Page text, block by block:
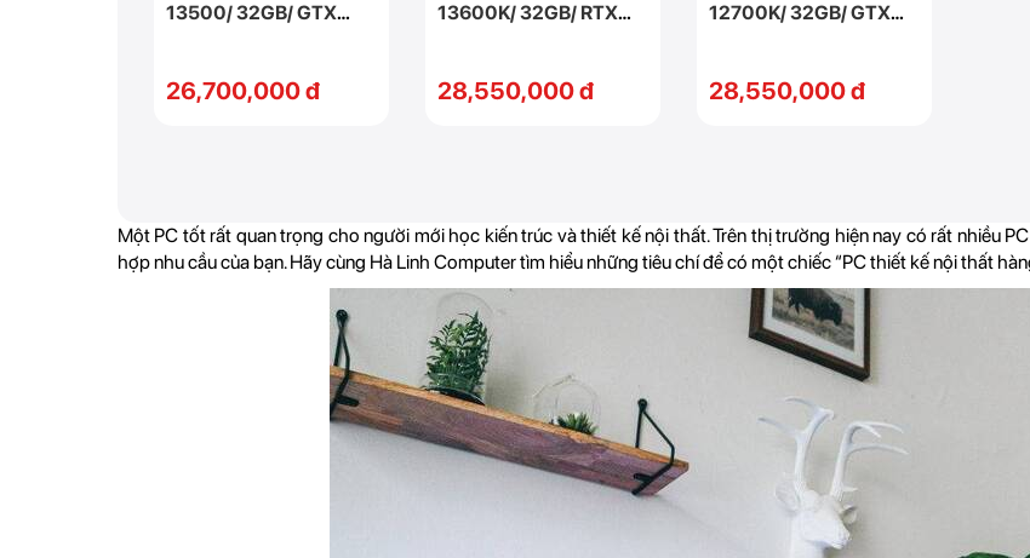
13500/ 32GB/ GTX
26,700,000 đ
13600K/ 32GB/ RTX
28,550,000 đ
12700K/ 32GB/ GTX
28,550,000 đ
Một PC tốt rất quan trọng cho người mới học kiến trúc và thiết kế nội thất. Trên thị trường hiện nay có rất nhiều
hợp nhu cầu của bạn. Hãy cùng Hà Linh Computer tìm hiểu những tiêu chí để có một chiếc “PC thiết kế nội thất